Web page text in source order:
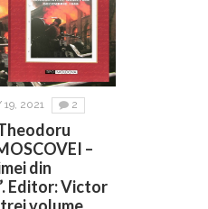
19, 2021 2
–
din
Editor: Victor